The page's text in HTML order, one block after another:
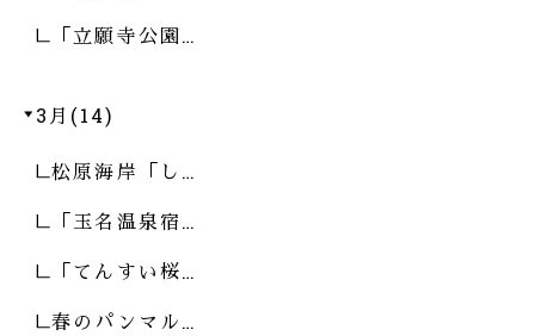
「立願寺公園…
3月(14)
松原海岸「し…
「玉名温泉宿…
「てんすい桜…
春のパンマル…